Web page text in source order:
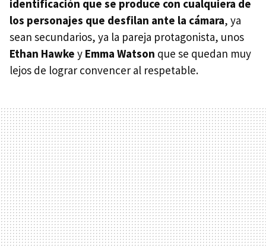
identificación que se produce con cualquiera de
los personajes que desfilan ante la cámara, ya
sean secundarios, ya la pareja protagonista, unos
Ethan Hawke y Emma Watson que se quedan muy
lejos de lograr convencer al respetable.